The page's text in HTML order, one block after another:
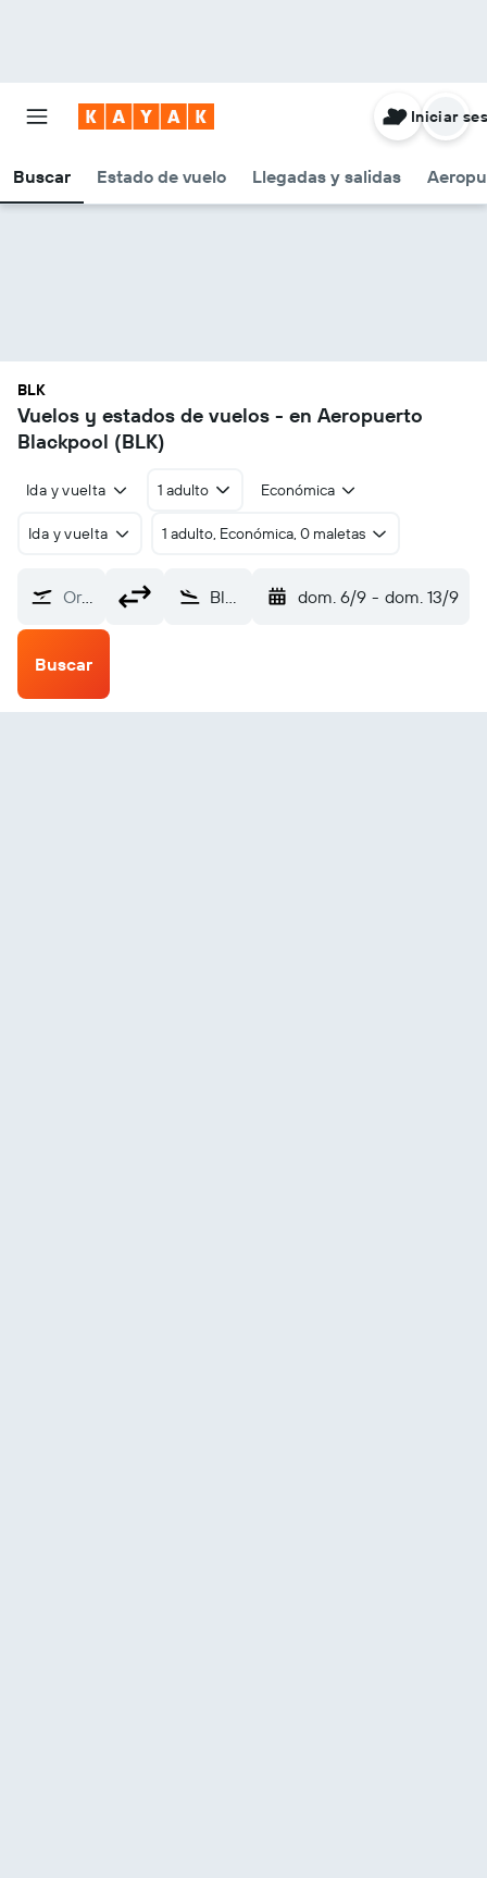
Buscar Estado de vuelo Llegadas y salidas
Iniciar
BLK
Vuelos y estados de vuelos - en Aeropuerto
Blackpool (BLK)
Ida y vuelta 1 adulto Económica
Ida y vuelta 1 adulto, Económica, 0 maletas
Origen Blackpool (BLK) dom. 6/9 - dom. 13/9
Buscar